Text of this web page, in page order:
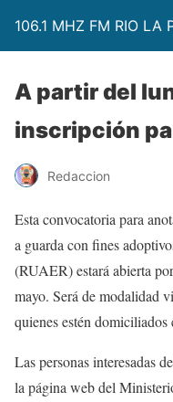
106.1 MHZ FM RIO LA
A partir del
inscripción
Redaccion
Esta convocatoria para
a guarda con fines
(RUAER) estará abierta
mayo. Será de modalidad
quienes estén domiciliados
Las personas interesadas
la página web del